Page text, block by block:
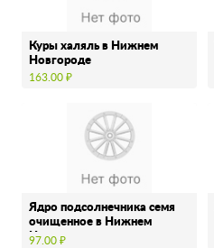
Куры халяль в Нижнем
Новгороде
163.00 ₽
Ядро подсолнечника семя
очищенное в Нижнем
Новгороде
97.00 ₽